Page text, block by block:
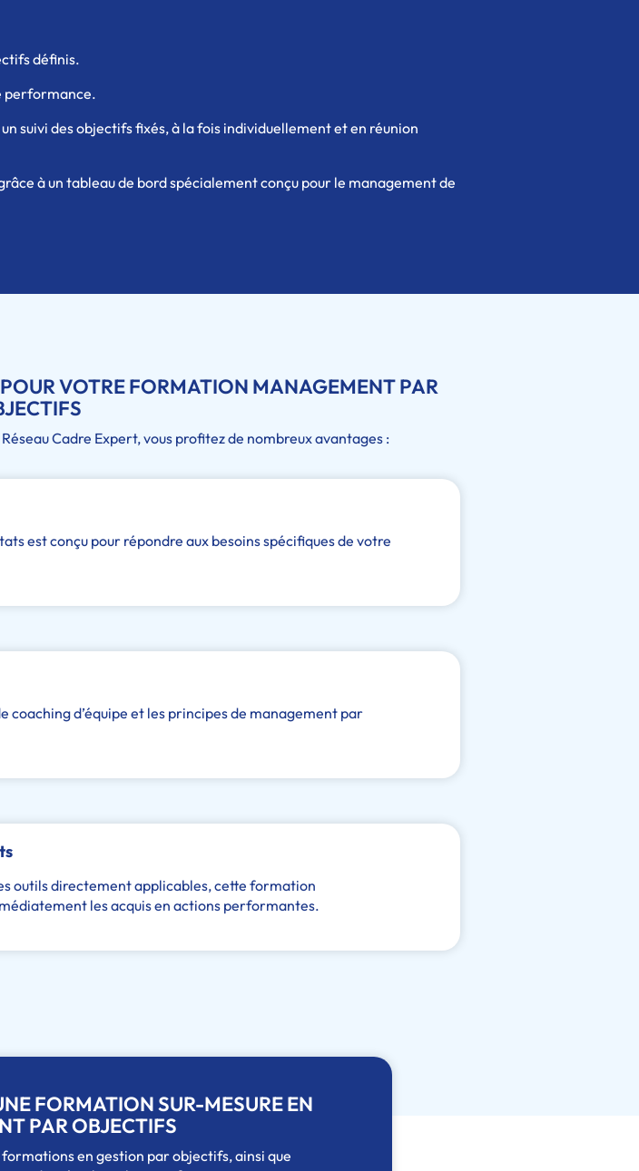
définis.
performance.
suivi des objectifs fixés, à la fois individuellement et en réunion
à un tableau de bord spécialement conçu pour le management de
VOTRE FORMATION MANAGEMENT PAR
Cadre Expert, vous profitez de nombreux avantages :
est conçu pour répondre aux besoins spécifiques de votre
d’équipe et les principes de management par
outils directement applicables, cette formation
les acquis en actions performantes.
FORMATION SUR-MESURE EN
PAR OBJECTIFS
formations en gestion par objectifs, ainsi que